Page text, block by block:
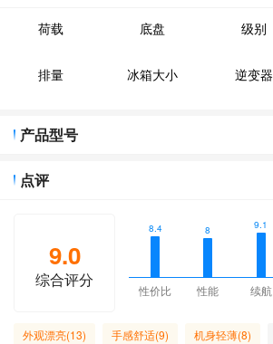
荷载 底盘 级别
排量 冰箱大小 逆变器
产品型号
点评
9.0
综合评分
8.4
性价比
8
性能
9.1
续航
外观漂亮(13) 手感舒适(9) 机身轻薄(8)